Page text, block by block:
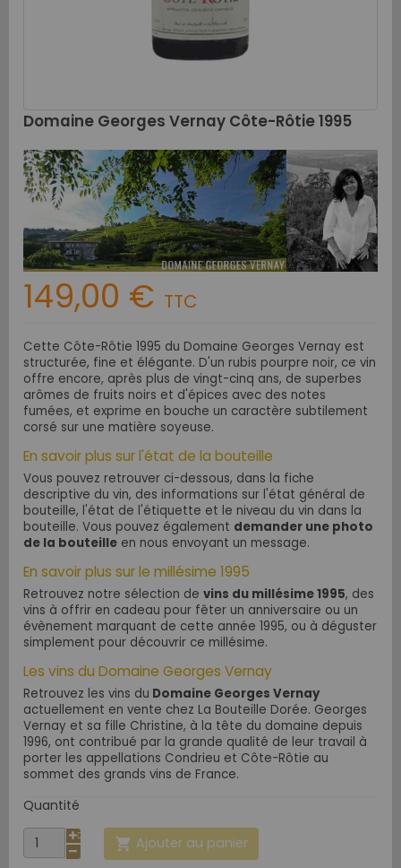
Domaine Georges Vernay Côte-Rôtie 1995
149,00 € TTC
Cette Côte-Rôtie 1995 du Domaine Georges Vernay est
structurée, fine et élégante. D'un rubis pourpre noir, ce vin
offre encore, après plus de vingt-cinq ans, de superbes
arômes de fruits noirs et d'épices avec des notes
fumées, et exprime en bouche un caractère subtilement
corsé sur une matière soyeuse.
En savoir plus sur l'état de la bouteille
Vous pouvez retrouver ci-dessous, dans la fiche
descriptive du vin, des informations sur l'état général de
bouteille, l'état de l'étiquette et le niveau du vin dans la
bouteille. Vous pouvez également demander une photo
de la bouteille en nous envoyant un message.
En savoir plus sur le millésime 1995
Retrouvez notre sélection de vins du millésime 1995, des
vins à offrir en cadeau pour fêter un anniversaire ou un
évènement marquant de cette année 1995, ou à déguster
simplement pour découvrir ce millésime.
Les vins du Domaine Georges Vernay
Retrouvez les vins du Domaine Georges Vernay
actuellement en vente chez La Bouteille Dorée. Georges
Vernay et sa fille Christine, à la tête du domaine depuis
1996, ont contribué par la grande qualité de leur travail à
porter les appellations Condrieu et Côte-Rôtie au
sommet des grands vins de France.
Quantité
 Ajouter au panier